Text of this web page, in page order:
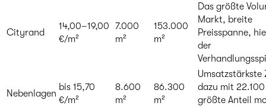
Cityrand
14,00–19,00
€/m²
7.000
m²
153.000
m²
Das größte
Markt, breite
Preisspanne,
der
Nebenlagen
bis 15,70
€/m²
8.600
m²
86.300
m²
Umsatzstärkste
dazu mit 22.100
größte Anteil